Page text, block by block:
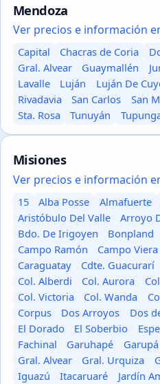
Mendoza
Ver precios e información
Capital Chacras de Coria
Gral. Alvear
Guaymallén
Lavalle
Luján Luján De
Rivadavia
San Carlos San
Sta. Rosa
Tunuyán
Misiones
Ver precios e información
15 Alba Posse Almafuerte
Aristóbulo Del Valle
Arroyo
Bdo. De Irigoyen
Bonpland
Campo Ramón
Campo Viera
Caraguatay
Cdte. Guacurarí
Col. Alberdi
Col. Aurora
Col. Victoria
Col. Wanda
Corpus
Dos Arroyos Dos
El Dorado
El Soberbio
Fachinal
Garuhapé Garupá
Gral. Alvear
Gral. Urquiza
Iguazú
Itacaruaré Jardín